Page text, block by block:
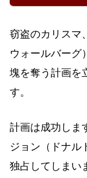
窃盗のカリスマ
ウォールバーグ
塊を奪う計画を
す。
計画は成功しま
ジョン（ドナル
独占してしまい